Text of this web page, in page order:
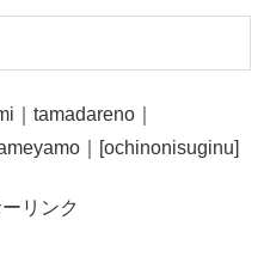
tamadareno｜
｜[ochinonisuginu]
リンク